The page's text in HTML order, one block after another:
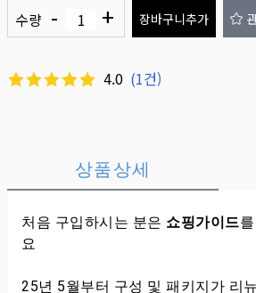
수량 - + 장바구니추가
4.0 (1건)
상품상세
처음 구입하시는 분은 쇼핑가이드
요
25년 5월부터 구성 및 패키지가 리